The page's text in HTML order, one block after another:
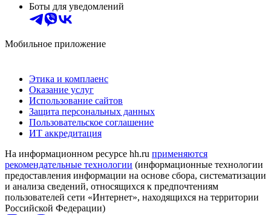
Боты для уведомлений
Мобильное приложение
Этика и комплаенс
Оказание услуг
Использование сайтов
Защита персональных данных
Пользовательское соглашение
ИТ аккредитация
На информационном ресурсе hh.ru применяются
рекомендательные технологии (информационные технологии
предоставления информации на основе сбора, систематизации
и анализа сведений, относящихся к предпочтениям
пользователей сети «Интернет», находящихся на территории
Российской Федерации)